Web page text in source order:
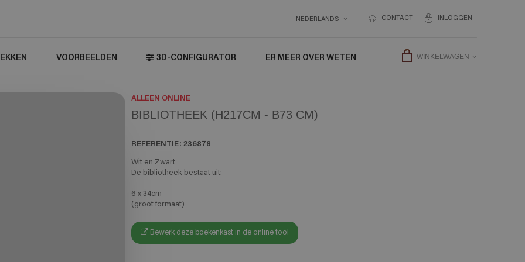
INLOGGEN
CONTACT
NEDERLANDS
WINKELWAGEN
VOORBEELDEN 3D-CONFIGURATOR ER MEER OVER WETEN
ALLEEN ONLINE
BIBLIOTHEEK (H217CM - B73 CM)
REFERENTIE: 236878
Wit en Zwart
De bibliotheek bestaat uit:
6 x 34cm
(groot formaat)
Bewerk deze boekenkast in de online tool